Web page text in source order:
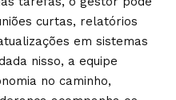
curtas, relatórios
em sistemas
nisso, a equipe
no caminho,